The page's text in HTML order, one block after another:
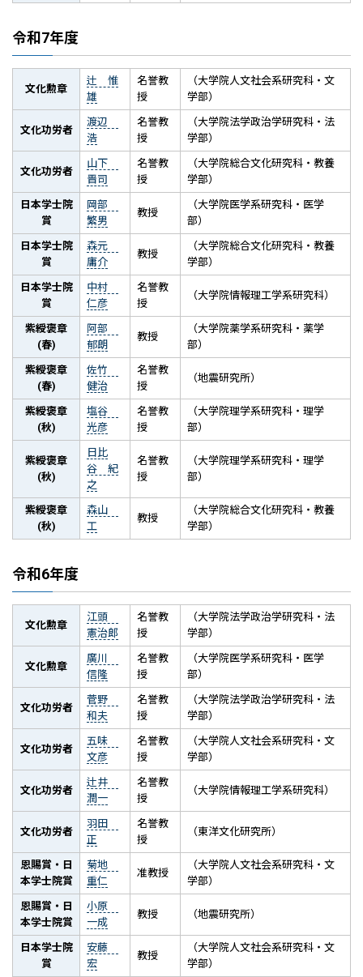
令和7年度
文化勲章
辻 惟
雄
名誉教
授
（大学院人文社会系研究科・文
学部）
文化功労者
渡辺
浩
名誉教
授
（大学院法学政治学研究科・法
学部）
文化功労者
山下
晋司
名誉教
授
（大学院総合文化研究科・教養
学部）
日本学士院
賞
岡部
繁男
教授
（大学院医学系研究科・医学
部）
日本学士院
賞
森元
庸介
教授
（大学院総合文化研究科・教養
学部）
日本学士院
賞
中村
仁彦
名誉教
授
（大学院情報理工学系研究科）
紫綬褒章
(春)
阿部
郁朗
教授
（大学院薬学系研究科・薬学
部）
紫綬褒章
(春)
佐竹
健治
名誉教
授
（地震研究所）
紫綬褒章
(秋)
塩谷
光彦
名誉教
授
（大学院理学系研究科・理学
部）
紫綬褒章
(秋)
日比
谷 紀
之
名誉教
授
（大学院理学系研究科・理学
部）
紫綬褒章
(秋)
森山
工
教授
（大学院総合文化研究科・教養
学部）
令和6年度
文化勲章
江頭
憲治郎
名誉教
授
（大学院法学政治学研究科・法
学部）
文化勲章
廣川
信隆
名誉教
授
（大学院医学系研究科・医学
部）
文化功労者
菅野
和夫
名誉教
授
（大学院法学政治学研究科・法
学部）
文化功労者
五味
文彦
名誉教
授
（大学院人文社会系研究科・文
学部）
文化功労者
辻井
潤一
名誉教
授
（大学院情報理工学系研究科）
文化功労者
羽田
正
名誉教
授
（東洋文化研究所）
恩賜賞・日
本学士院賞
菊地
重仁
准教授
（大学院人文社会系研究科・文
学部）
恩賜賞・日
本学士院賞
小原
一成
教授 （地震研究所）
日本学士院
賞
安藤
宏
教授
（大学院人文社会系研究科・文
学部）